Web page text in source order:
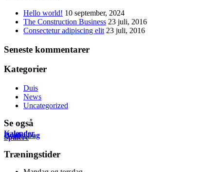
Hello world! 10 september, 2024
The Construction Business 23 juli, 2016
Consectetur adipiscing elit 23 juli, 2016
Seneste kommentarer
Kategorier
Duis
News
Uncategorized
Se også
Kalender
Holdet bag
Spillere
Træningstider